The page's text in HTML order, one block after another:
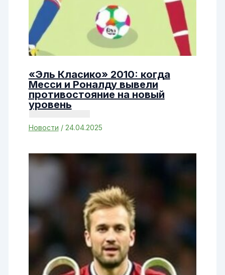
«Эль Класико» 2010: когда
Месси и Роналду вывели
противостояние на новый
уровень
Новости / 24.04.2025